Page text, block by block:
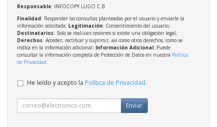
Responsable: INFOCOPY LUGO C.B
Finalidad: Responder las consultas planteadas por el usuario y enviarle la
información solicitada; Legitimación: Consentimiento del usuario;
Destinatarios: Solo se realizan cesiones si existe una obligación legal;
Derechos: Acceder, rectificar y suprimir, así como otros derechos, como se
indica en la información adicional; Información Adicional: Puede
consultar la información completa de Protección de Datos en nuestra Política
de Privacidad
He leído y acepto la Política de Privacidad.
Enviar